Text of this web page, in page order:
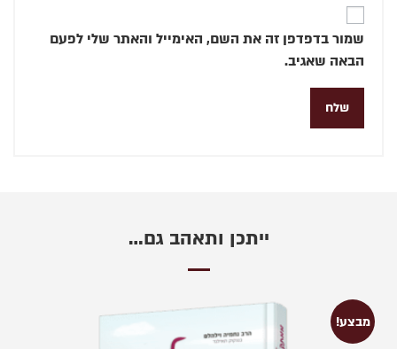
שמור בדפדפן זה את השם, האימייל והאתר שלי לפעם
הבאה שאגיב.
ייתכן ותאהב גם…
מבצע!